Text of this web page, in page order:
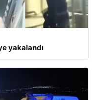
yakalandı